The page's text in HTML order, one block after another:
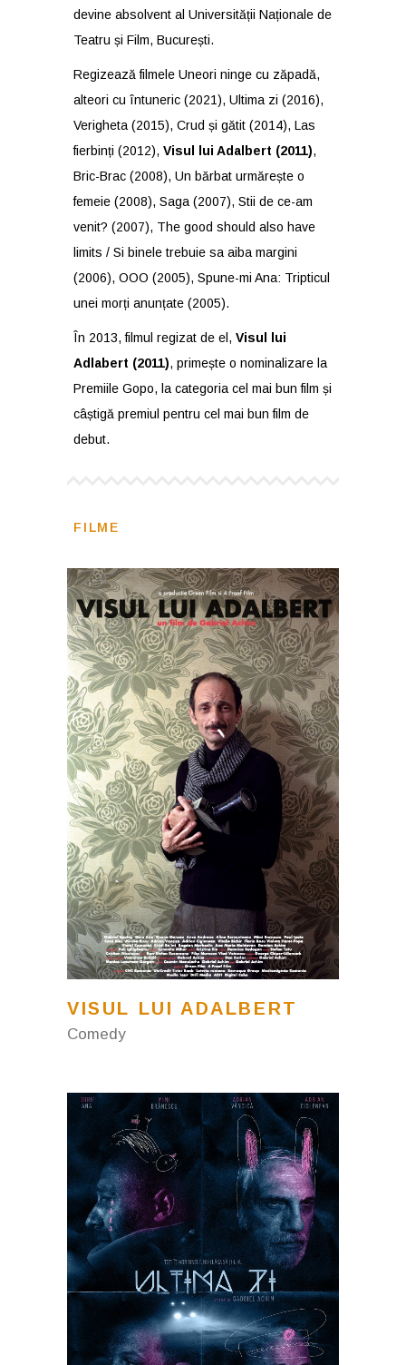
devine absolvent al Universității Naționale de
Teatru și Film, București.
Regizează filmele Uneori ninge cu zăpadă,
alteori cu întuneric (2021), Ultima zi (2016),
Verigheta (2015), Crud și gătit (2014), Las
fierbinți (2012), Visul lui Adalbert (2011),
Bric-Brac (2008), Un bărbat urmărește o
femeie (2008), Saga (2007), Stii de ce-am
venit? (2007), The good should also have
limits / Si binele trebuie sa aiba margini
(2006), OOO (2005), Spune-mi Ana: Tripticul
unei morți anunțate (2005).
În 2013, filmul regizat de el, Visul lui
Adlabert (2011), primește o nominalizare la
Premiile Gopo, la categoria cel mai bun film și
câștigă premiul pentru cel mai bun film de
debut.
FILME
VISUL LUI ADALBERT
Comedy